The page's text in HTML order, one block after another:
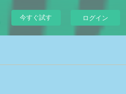
今すぐ試す ログイン